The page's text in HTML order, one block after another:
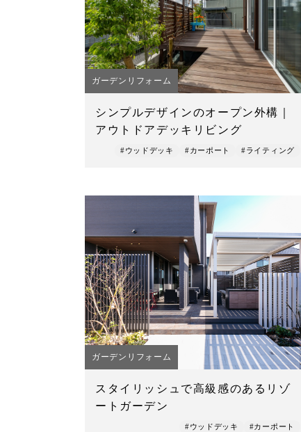
ガーデンリフォーム
シンプルデザインのオープン外構｜
アウトドアデッキリビング
#ウッドデッキ #カーポート #ライティング
ガーデンリフォーム
スタイリッシュで高級感のあるリゾ
ートガーデン
#ウッドデッキ
#カーポート